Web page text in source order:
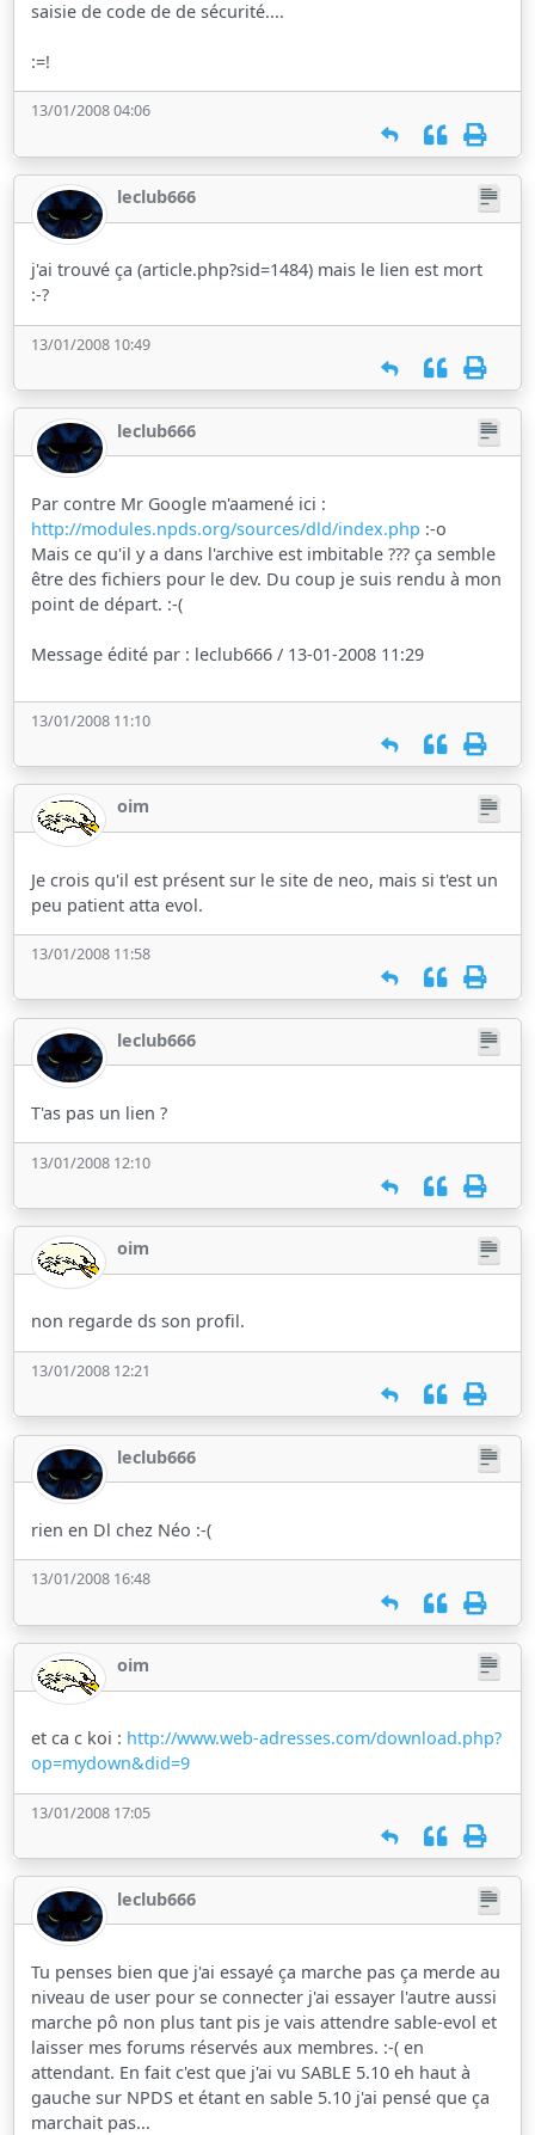
saisie de code de de sécurité....
:=!
13/01/2008 04:06
leclub666
j'ai trouvé ça (article.php?sid=1484) mais le lien est mort
:-?
13/01/2008 10:49
leclub666
Par contre Mr Google m'aamené ici :
http://modules.npds.org/sources/dld/index.php :-o
Mais ce qu'il y a dans l'archive est imbitable ??? ça semble
être des fichiers pour le dev. Du coup je suis rendu à mon
point de départ. :-(
Message édité par : leclub666 / 13-01-2008 11:29
13/01/2008 11:10
oim
Je crois qu'il est présent sur le site de neo, mais si t'est un
peu patient atta evol.
13/01/2008 11:58
leclub666
T'as pas un lien ?
13/01/2008 12:10
oim
non regarde ds son profil.
13/01/2008 12:21
leclub666
rien en Dl chez Néo :-(
13/01/2008 16:48
oim
et ca c koi : http://www.web-adresses.com/download.php?
op=mydown&did=9
13/01/2008 17:05
leclub666
Tu penses bien que j'ai essayé ça marche pas ça merde au
niveau de user pour se connecter j'ai essayer l'autre aussi
marche pô non plus tant pis je vais attendre sable-evol et
laisser mes forums réservés aux membres. :-( en
attendant. En fait c'est que j'ai vu SABLE 5.10 eh haut à
gauche sur NPDS et étant en sable 5.10 j'ai pensé que ça
marchait pas...